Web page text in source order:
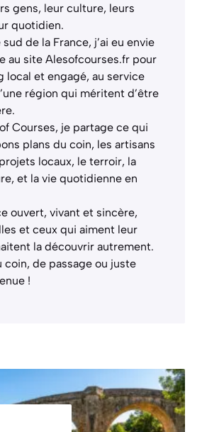
gens, leur culture, leurs
quotidien.
de la France, j’ai eu envie
au site Alesofcourses.fr pour
local et engagé, au service
région qui méritent d’être
Courses, je partage ce qui
plans du coin, les artisans
locaux, le terroir, la
et la vie quotidienne en
ouvert, vivant et sincère,
et ceux qui aiment leur
la découvrir autrement.
coin, de passage ou juste
!